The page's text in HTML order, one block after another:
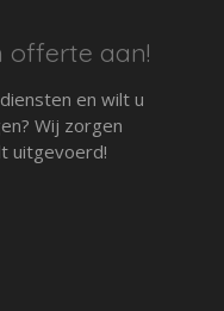
offerte aan!
en wilt u
Wij zorgen
uitgevoerd!